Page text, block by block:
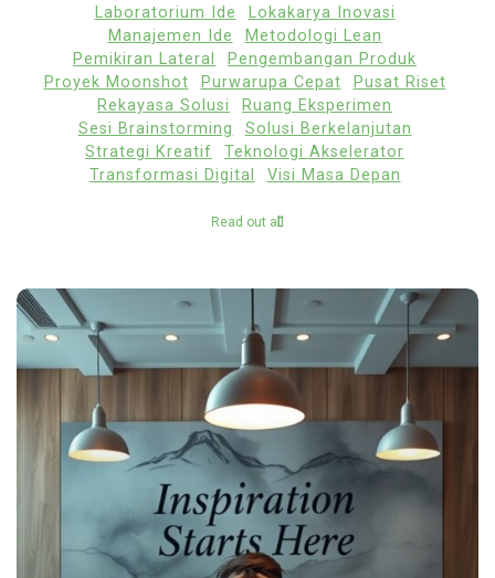
Laboratorium Ide
Lokakarya Inovasi
Manajemen Ide
Metodologi Lean
Pemikiran Lateral
Pengembangan Produk
Proyek Moonshot
Purwarupa Cepat
Pusat Riset
Rekayasa Solusi
Ruang Eksperimen
Sesi Brainstorming
Solusi Berkelanjutan
Strategi Kreatif
Teknologi Akselerator
Transformasi Digital
Visi Masa Depan
Read out all